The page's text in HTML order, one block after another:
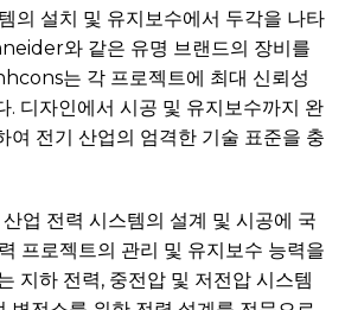
의 설치 및 유지보수에서 두각을 나타
와 같은 유명 브랜드의 장비를
는 각 프로젝트에 최대 신뢰성
. 디자인에서 시공 및 유지보수까지 완
여 전기 산업의 엄격한 기술 표준을 충
업 전력 시스템의 설계 및 시공에 국
프로젝트의 관리 및 유지보수 능력을
지하 전력, 중전압 및 저전압 시스템